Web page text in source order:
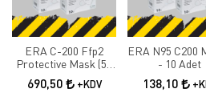
ERA C-200 Ffp2
Protective Mask (50
Adet)
690,50 +KDV
ERA N95 C200
- 10 Adet
138,10